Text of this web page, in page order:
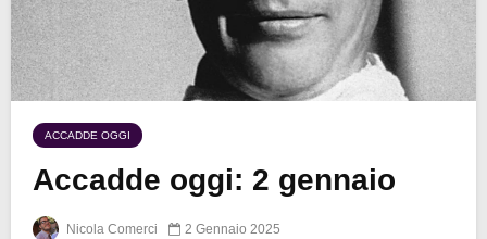
ACCADDE OGGI
Accadde oggi: 2 gennaio
Nicola Comerci 2 Gennaio 2025